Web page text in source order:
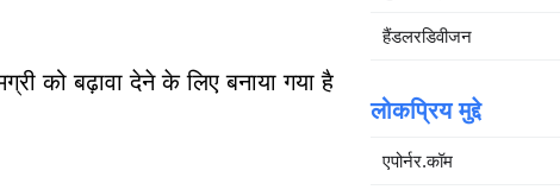
को बढ़ावा देने के लिए बनाया गया है
हैंडलरडिवीजन
लोकप्रिय मुद्दे
एपोर्नर.कॉम